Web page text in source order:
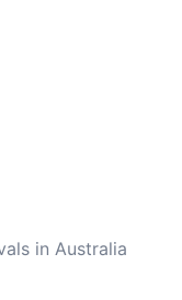
in Australia